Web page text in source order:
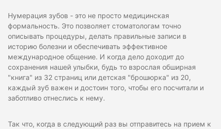
Нумерация зубов - это не просто медицинская
формальность. Это позволяет стоматологам точно
описывать процедуры, делать правильные записи в
историю болезни и обеспечивать эффективное
международное общение. И когда дело доходит до
сохранения нашей улыбки, будь то взрослая обширная
"книга" из 32 страниц или детская "брошюрка" из 20,
каждый зуб важен и достоин того, чтобы его посчитали и
заботливо отнеслись к нему.
Так что, когда в следующий раз вы отправитесь на прием к